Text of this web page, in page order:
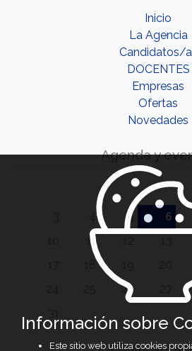
Inicio
La Agencia
Candidatos/
DOCENTES
Empresas
Ofertas
Novedades
Agenda y
5 6
11
26
Información sobre
Este sitio web utiliza cookies